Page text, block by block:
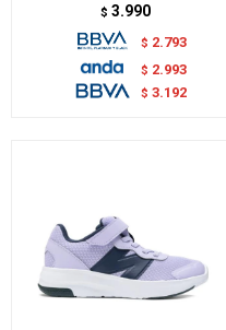
$ 3.990
$ 2.793
$ 2.993
$ 3.192